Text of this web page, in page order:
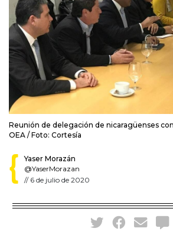
Reunión de delegación de nicaragüenses
OEA / Foto: Cortesía
Yaser Morazán
@YaserMorazan
// 6 de julio de 2020